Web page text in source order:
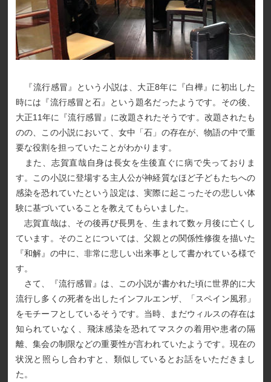
『流行感冒』という小説は、大正8年に『白樺』に初出した
時には『流行感冒と石』という題名だったようです。その後、
大正11年に『流行感冒』に改題されたそうです。改題されたも
のの、この小説において、女中「石」の存在が、物語の中で重
要な役割を担っていたことがわかります。
また、志賀直哉自身は長女を生後直ぐに病で失っておりま
す。この小説に登場する主人公が神経質なほど子どもたちへの
感染を恐れていたという設定は、実際に起こったその悲しい体
験に基づいていることを教えてもらいました。
志賀直哉は、その後再び長男を、生まれて数ヶ月後に亡くし
ています。そのことについては、父親との関係性修復を描いた
『和解』の中に、非常に悲しい出来事として書かれている様で
す。
さて、『流行感冒』は、この小説が書かれた頃に世界的に大
流行し多くの死者を出したインフルエンザ、「スペイン風邪」
をモチーフとしているそうです。当時、まだウィルスの存在は
知られていなく、飛沫感染を恐れてマスクの着用や患者の隔
離、集会の制限などの重要性が言われていたようです。現在の
状況と照らし合わすと、類似しているとお話をいただきまし
た。